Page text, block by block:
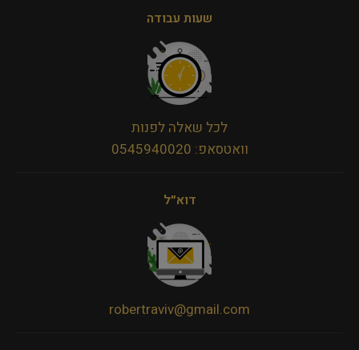
שעות עבודה
לכל שאלה לפנות
וואטסאפ: 0545940020
דוא״ל
robertraviv@gmail.com